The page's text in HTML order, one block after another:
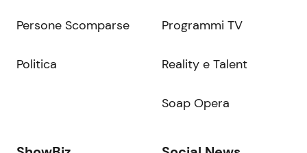
Persone Scomparse
Politica
Programmi TV
Reality e Talent
Soap Opera